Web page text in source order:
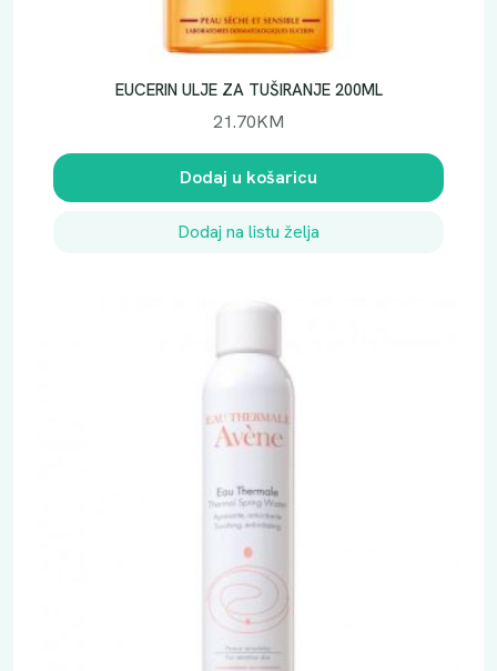
EUCERIN ULJE ZA TUŠIRANJE 200ML
21.70KM
Dodaj u košaricu
Dodaj na listu želja